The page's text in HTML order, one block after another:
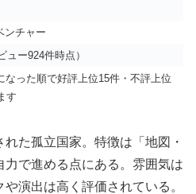
ンチャー
ー924件時点）
なった順で好評上位15件・不評上位
す
た孤立国家。特徴は「地図・
で進める点にある。雰囲気は
演出は高く評価されている。